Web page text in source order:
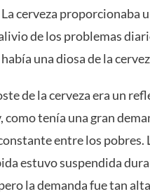
cerveza proporcionaba
de los problemas
una diosa de la
de la cerveza era un
como tenía una gran
entre los pobres.
estuvo suspendida
la demanda fue tan